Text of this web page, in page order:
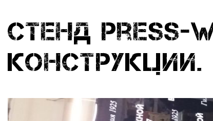
Стенд Press-
конструкции.